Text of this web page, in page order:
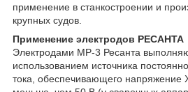
применение в станкостроении и
крупных судов.
Применение электродов РЕСАНТА
Электродами МР-3 Ресанта
использованием источника
тока, обеспечивающего напряжение